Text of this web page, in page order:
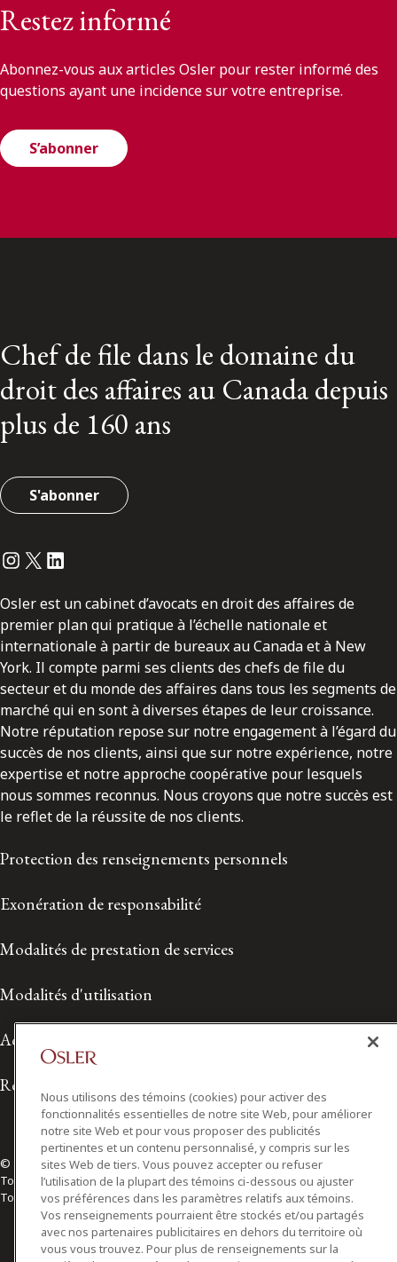
Restez informé
Abonnez-vous aux articles Osler pour rester informé des
questions ayant une incidence sur votre entreprise.
S’abonner
Chef de file dans le domaine du
droit des affaires au Canada depuis
plus de 160 ans
S'abonner
Instagram
Twitter
LinkedIn
Osler est un cabinet d’avocats en droit des affaires de
premier plan qui pratique à l’échelle nationale et
internationale à partir de bureaux au Canada et à New
York. Il compte parmi ses clients des chefs de file du
secteur et du monde des affaires dans tous les segments de
marché qui en sont à diverses étapes de leur croissance.
Notre réputation repose sur notre engagement à l’égard du
succès de nos clients, ainsi que sur notre expérience, notre
expertise et notre approche coopérative pour lesquels
nous sommes reconnus. Nous croyons que notre succès est
le reflet de la réussite de nos clients.
Protection des renseignements personnels
Exonération de responsabilité
Modalités de prestation de services
Modalités d'utilisation
Accessibilité
Relations avec les médias
© 2026 Osler, Hoskin & Harcourt S.E.N.C.R.L./s.r.l.
Tous droits réservés
Toronto | Montréal | Calgary | Vancouver | Ottawa | New York
Nous utilisons des témoins (cookies) pour activer des
fonctionnalités essentielles de notre site Web, pour améliorer
notre site Web et pour vous proposer des publicités
pertinentes et un contenu personnalisé, y compris sur les
sites Web de tiers. Vous pouvez accepter ou refuser
l’utilisation de la plupart des témoins ci-dessous ou ajuster
vos préférences dans les paramètres relatifs aux témoins.
Vos renseignements pourraient être stockés et/ou partagés
avec nos partenaires publicitaires en dehors du territoire où
vous vous trouvez. Pour plus de renseignements sur la